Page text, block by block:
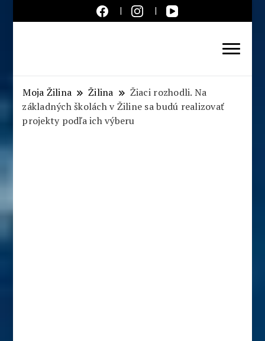
Slovensko
Moja Žilina Žilina
Žiaci rozhodli. Na
základných školách v Žiline sa budú realizovať
projekty podľa ich výberu